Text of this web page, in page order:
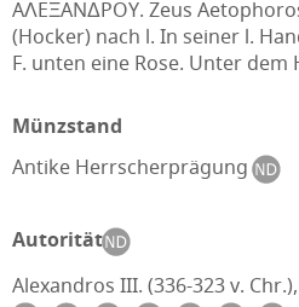
AΛEΞANΔPOY. Zeus
(Hocker) nach l. In seiner l.
F. unten eine Rose. Unter dem
Münzstand
Antike Herrscherprägung
Autorität
Alexandros III. (336-323 v.